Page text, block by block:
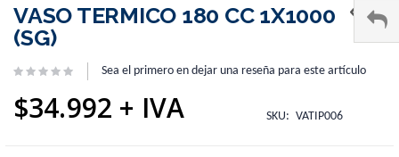
to
the
beginning
the
gallery
VASO TERMICO 180 CC 1X1000
(SG)
Sea el primero en dejar una reseña para este artículo
$34.992 SKU VATIP006